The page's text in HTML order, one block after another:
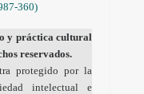
360)
y práctica cultural
reservados.
protegido por la
intelectual e